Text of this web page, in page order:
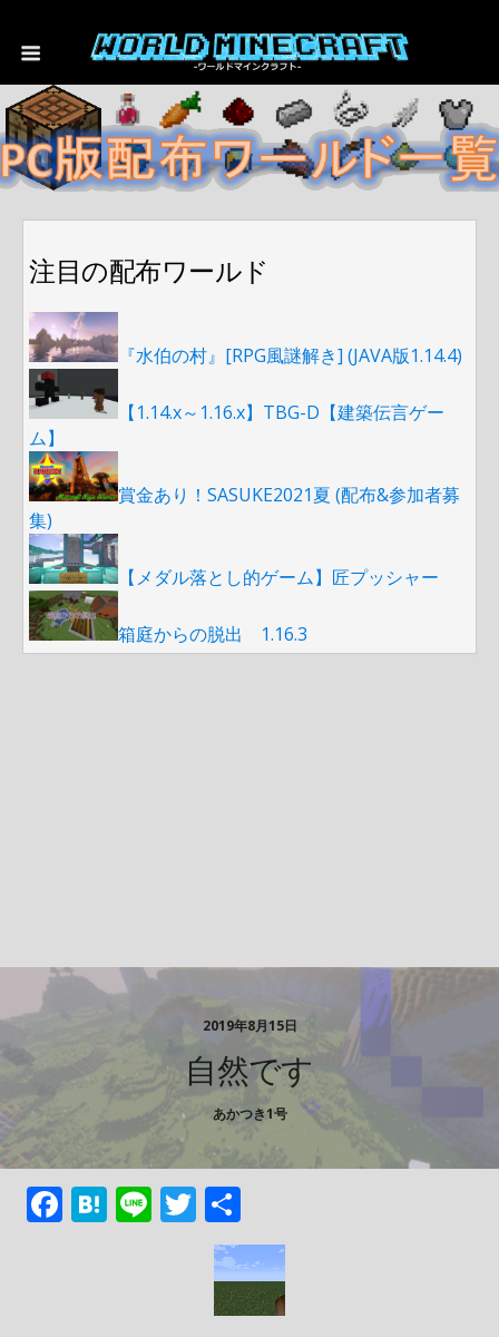
注目の配布ワールド
『水伯の村』[RPG風謎解き] (JAVA版1.14.4)
【1.14.x～1.16.x】TBG-D【建築伝言ゲー
ム】
賞金あり！SASUKE2021夏 (配布&参加者募
集)
【メダル落とし的ゲーム】匠プッシャー
箱庭からの脱出 1.16.3
2019年8月15日
自然です
あかつき1号
F H Li T
w
itt
er
有